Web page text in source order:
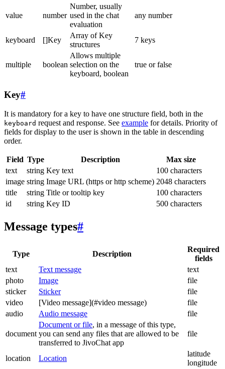
value number
Number, usually
used in the chat
evaluation
any number
keyboard []Key
Array of Key
structures
7 keys
multiple boolean
Allows multiple
selection on the
keyboard, boolean
true or false
Key#
It is mandatory for a key to have one structure field, both in the
keyboard request and response. See example for details. Priority of
fields for display to the user is shown in the table in descending
order.
Field Type Description
Max size
text
string Key text
100 characters
image string Image URL (https or http scheme) 2048 characters
title
string Title or tooltip key
100 characters
id
string Key ID 500 characters
Message types#
Type Description
Required
fields
text
Text message
text
photo
Image
file
sticker
Sticker
file
video
[Video message](#video message)
file
audio
Audio message file
document
Document or file, in a message of this type,
you can send any files that are allowed to be
transferred to JivoChat app
file
location Location
latitude
longitude